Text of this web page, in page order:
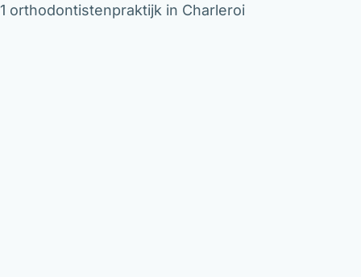
1 orthodontistenpraktijk in Charleroi